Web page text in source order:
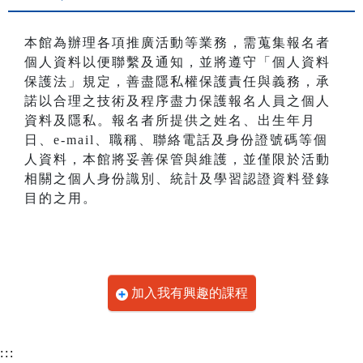
本館為辦理各項推廣活動等業務，需蒐集報名者
個人資料以便聯繫及通知，並將遵守「個人資料
保護法」規定，善盡隱私權保護責任與義務，承
諾以合理之技術及程序盡力保護報名人員之個人
資料及隱私。報名者所提供之姓名、出生年月
日、e-mail、職稱、聯絡電話及身份證號碼等個
人資料，本館將妥善保管與維護，並僅限於活動
相關之個人身份識別、統計及學習認證資料登錄
目的之用。
加入我有興趣的課程
:::